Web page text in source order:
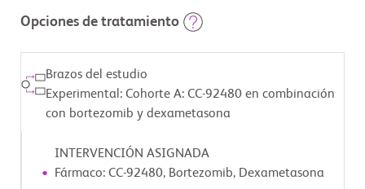
        • Puntaje de grado de actividad según el Grupo Oncológico
también se
        aplicarán los siguientes criterios:
Opciones de tratamiento
Brazos del estudio
Experimental: Cohorte A: CC-92480 en combinación
con bortezomib y dexametasona
INTERVENCIÓN ASIGNADA
Fármaco: CC-92480, Bortezomib, Dexametasona